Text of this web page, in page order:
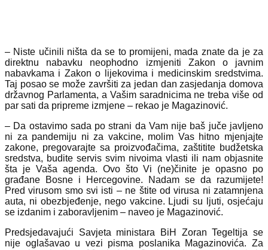
– Niste učinili ništa da se to promijeni, mada znate da je za
direktnu nabavku neophodno izmjeniti Zakon o javnim
nabavkama i Zakon o lijekovima i medicinskim sredstvima.
Taj posao se može završiti za jedan dan zasjedanja domova
državnog Parlamenta, a Vašim saradnicima ne treba više od
par sati da pripreme izmjene – rekao je Magazinović.
– Da ostavimo sada po strani da Vam nije baš juče javljeno
ni za pandemiju ni za vakcine, molim Vas hitno mjenjajte
zakone, pregovarajte sa proizvođačima, zaštitite budžetska
sredstva, budite servis svim nivoima vlasti ili nam objasnite
šta je Vaša agenda. Ovo što Vi (ne)činite je opasno po
građane Bosne i Hercegovine. Nadam se da razumijete!
Pred virusom smo svi isti – ne štite od virusa ni zatamnjena
auta, ni obezbjeđenje, nego vakcine. Ljudi su ljuti, osjećaju
se izdanim i zaboravljenim – naveo je Magazinović.
Predsjedavajući Savjeta ministara BiH Zoran Tegeltija se
nije oglašavao u vezi pisma poslanika Magazinovića. Za